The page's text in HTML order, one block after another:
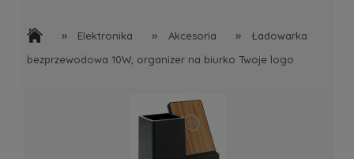
» Elektronika » Akcesoria »
Ładowarka
bezprzewodowa 10W, organizer na biurko Twoje logo